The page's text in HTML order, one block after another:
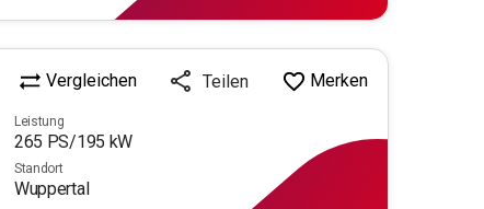
Vergleichen Teilen Merken
Leistung
265 PS/195 kW
Standort
Wuppertal